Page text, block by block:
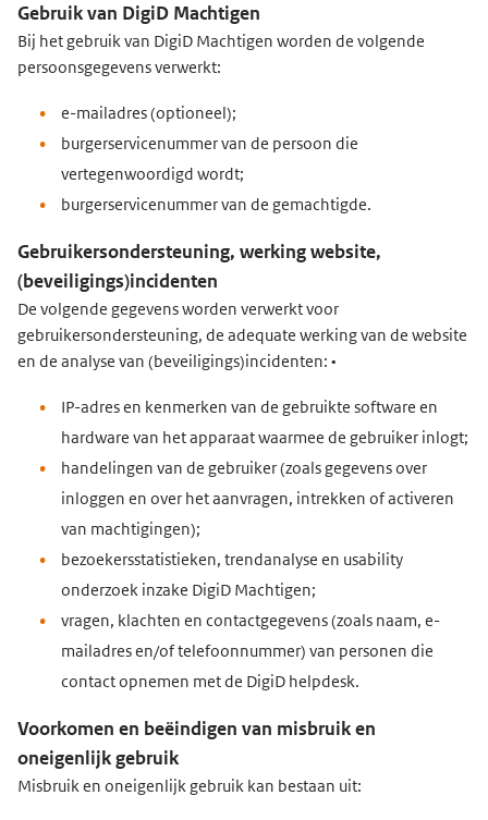
Gebruik van DigiD Machtigen
Bij het gebruik van DigiD Machtigen worden de volgende
persoonsgegevens verwerkt:
e-mailadres (optioneel);
burgerservicenummer van de persoon die
vertegenwoordigd wordt;
burgerservicenummer van de gemachtigde.
Gebruikersondersteuning, werking website,
(beveiligings)incidenten
De volgende gegevens worden verwerkt voor
gebruikersondersteuning, de adequate werking van de website
en de analyse van (beveiligings)incidenten: •
IP-adres en kenmerken van de gebruikte software en
hardware van het apparaat waarmee de gebruiker inlogt;
handelingen van de gebruiker (zoals gegevens over
inloggen en over het aanvragen, intrekken of activeren
van machtigingen);
bezoekersstatistieken, trendanalyse en usability
onderzoek inzake DigiD Machtigen;
vragen, klachten en contactgegevens (zoals naam, e-
mailadres en/of telefoonnummer) van personen die
contact opnemen met de DigiD helpdesk.
Voorkomen en beëindigen van misbruik en
oneigenlijk gebruik
Misbruik en oneigenlijk gebruik kan bestaan uit: